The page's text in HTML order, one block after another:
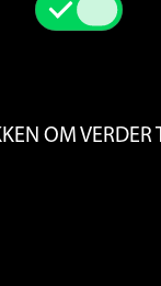
OM VERDER